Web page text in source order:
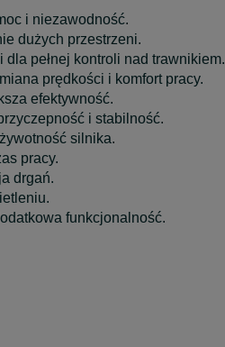
i niezawodność.
dużych przestrzeni.
pełnej kontroli nad trawnikiem.
prędkości i komfort pracy.
efektywność.
i stabilność.
silnika.
pracy.
drgań.
funkcjonalność.